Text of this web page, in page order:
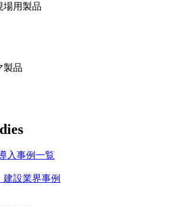
場用製品
製品
入事例一覧
設業界事例